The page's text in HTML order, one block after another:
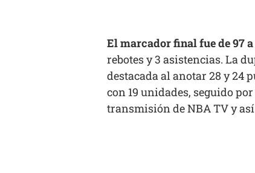
El marcador final fue de 97
rebotes y 3 asistencias. La
destacada al anotar 28 y 24
con 19 unidades, seguido
transmisión de NBA TV y